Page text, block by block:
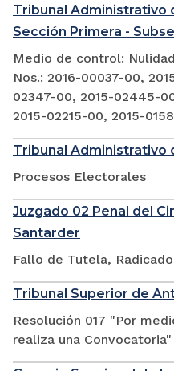
Tribunal Administrativo
Sección Primera -
Medio de control:
Nos.: 2016-00037-00,
02347-00, 2015-02445-
2015-02215-00, 2015-
Tribunal Administrativo
Procesos Electorales
Juzgado 02 Penal del
Santarder
Fallo de Tutela,
Tribunal Superior de
Resolución 017 "Por
realiza una Convocatoria"